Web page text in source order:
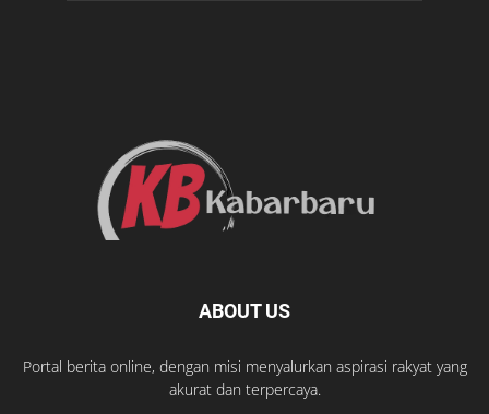
ABOUT US
Portal berita online, dengan misi menyalurkan aspirasi rakyat yang
akurat dan terpercaya.